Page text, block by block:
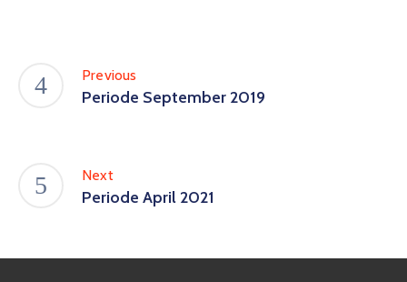
Previous
Periode September 2019
Next
Periode April 2021